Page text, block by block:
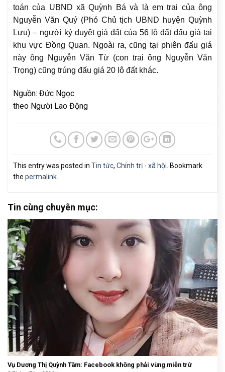
toán của UBND xã Quỳnh Bá và là em trai của ông
Nguyễn Văn Quý (Phó Chủ tịch UBND huyện Quỳnh
Lưu) – người ký duyệt giá đất của 56 lô đất đấu giá tại
khu vực Đồng Quan. Ngoài ra, cũng tại phiên đấu giá
này ông Nguyễn Văn Từ (con trai ông Nguyễn Văn
Trọng) cũng trúng đấu giá 20 lô đất khác.
Nguồn: Đức Ngọc
theo Người Lao Động
This entry was posted in Tin tức, Chính trị - xã hội . Bookmark
the permalink
Tin cùng chuyên mục:
Vụ Dương Thị Quỳnh Tâm: Facebook không phải vùng miễn trừ